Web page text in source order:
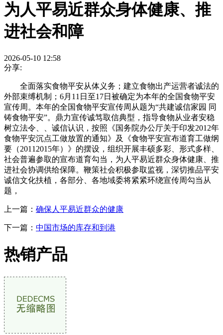
为人平易近群众身体健康、推
进社会和障
2026-05-10 12:58
分享:
全面落实食物平安从体义务；建立食物出产运营者诚法的
外部束缚机制；6月11日至17日被确定为本年的全国食物平安
宣传周。本年的全国食物平安宣传周从题为“共建诚信家园 同
铸食物平安”。鼎力宣传诚笃取信典型，指导食物从业者安稳
树立法令、、诚信认识，按照《国务院办公厅关于印发2012年
食物平安沉点工做放置的通知》及《食物平安宣布道育工做纲
要（20112015年）》的摆设，组织开展丰硕多彩、形式多样、
社会普遍参取的宣布道育勾当，为人平易近群众身体健康、推
进社会协调供给保障。鞭策社会积极参取监视，深切推品平安
诚信文化扶植，各部分、各地域委将紧紧环绕宣传周勾当从
题，
上一篇： 确保人平易近群众的健康
下一篇： 中国市场的库存和到港
热销产品